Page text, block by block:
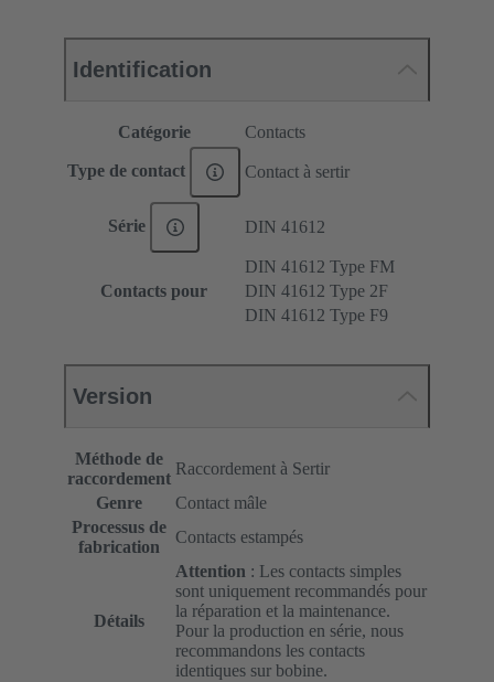
Identification
Catégorie Contacts
Type de contact Contact à sertir
Série DIN 41612
Contacts pour
DIN 41612 Type FM
DIN 41612 Type 2F
DIN 41612 Type F9
Version
Méthode de
raccordement
Raccordement à Sertir
Genre
Contact mâle
Processus de
fabrication
Contacts estampés
Détails
Attention : Les contacts simples
sont uniquement recommandés pour
la réparation et la maintenance.
Pour la production en série, nous
recommandons les contacts
identiques sur bobine.